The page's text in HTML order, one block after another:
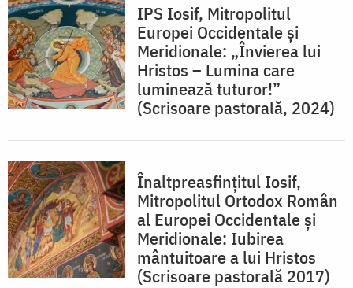
IPS Iosif, Mitropolitul
Europei Occidentale și
Meridionale: „Învierea lui
Hristos – Lumina care
luminează tuturor!”
(Scrisoare pastorală, 2024)
Înaltpreasfințitul Iosif,
Mitropolitul Ortodox Român
al Europei Occidentale și
Meridionale: Iubirea
mântuitoare a lui Hristos
(Scrisoare pastorală 2017)